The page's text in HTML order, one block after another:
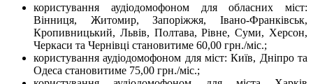
користування аудіодомофоном для обласних міст:
Вінниця, Житомир, Запоріжжя, Івано-Франківськ,
Кропивницький, Львів, Полтава, Рівне, Суми, Херсон,
Черкаси та Чернівці становитиме 60,00 грн./міс.;
користування аудіодомофоном для міст: Київ, Дніпро та
Одеса становитиме 75,00 грн./міс.;